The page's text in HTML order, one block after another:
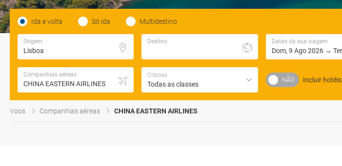
Ida e volta Só ida Multidestino
Origem Destino Datas da sua viagem
Companhias aéreas Classes
Todas as classes
Incluir hotéis
Voos Companhias aéreas CHINA EASTERN AIRLINES